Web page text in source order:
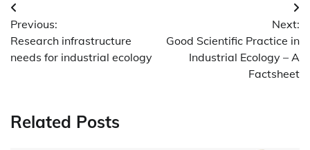
Post
navigation
Previous:
Research infrastructure
needs for industrial ecology
Next:
Good Scientific Practice in
Industrial Ecology – A
Factsheet
Related Posts